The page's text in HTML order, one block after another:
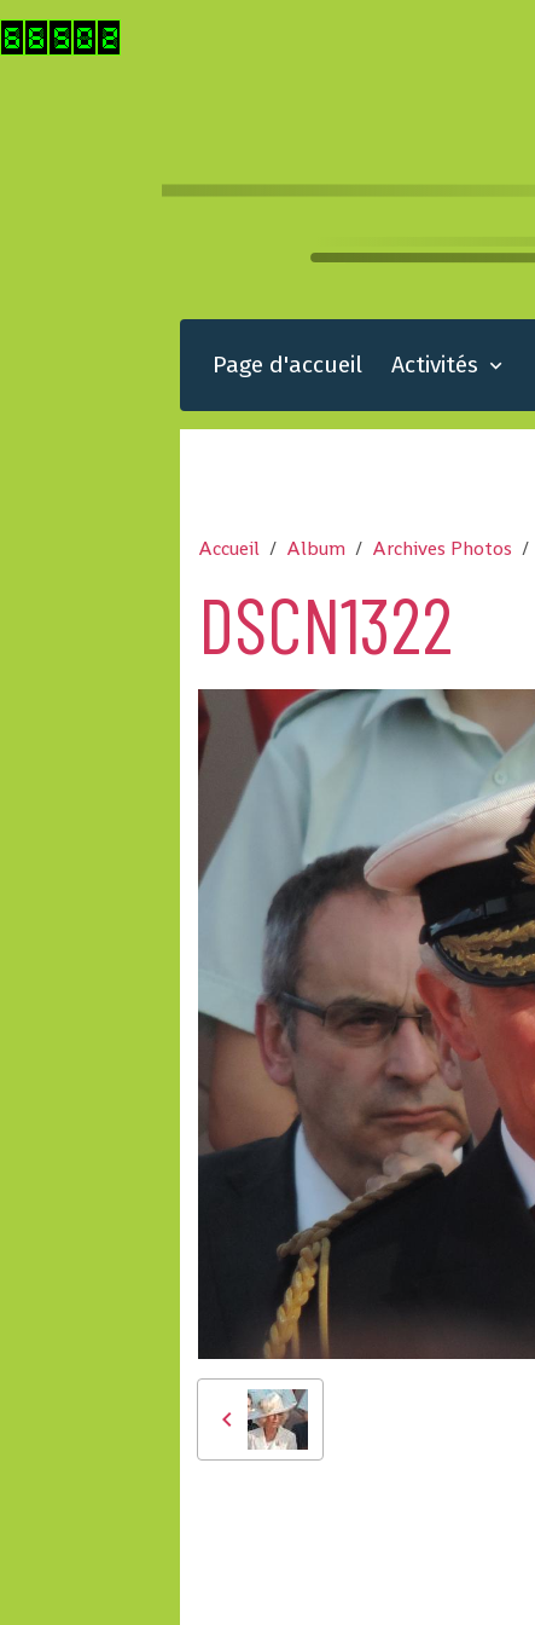
Page d'accueil Activités
Accueil Album Archives Photos
DSCN1322